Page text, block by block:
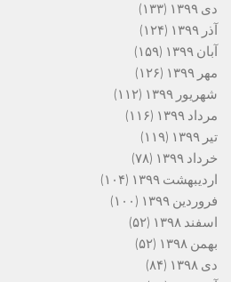
دی ۱۳۹۹
(۱۳۳)
آذر ۱۳۹۹
(۱۲۴)
آبان ۱۳۹۹
(۱۵۹)
مهر ۱۳۹۹
(۱۲۶)
شهریور ۱۳۹۹
(۱۱۲)
مرداد ۱۳۹۹
(۱۱۶)
تیر ۱۳۹۹
(۱۱۹)
خرداد ۱۳۹۹
(۷۸)
اردیبهشت ۱۳۹۹
(۱۰۴)
فروردین ۱۳۹۹
(۱۰۰)
اسفند ۱۳۹۸
(۵۲)
بهمن ۱۳۹۸
(۵۲)
دی ۱۳۹۸
(۸۴)